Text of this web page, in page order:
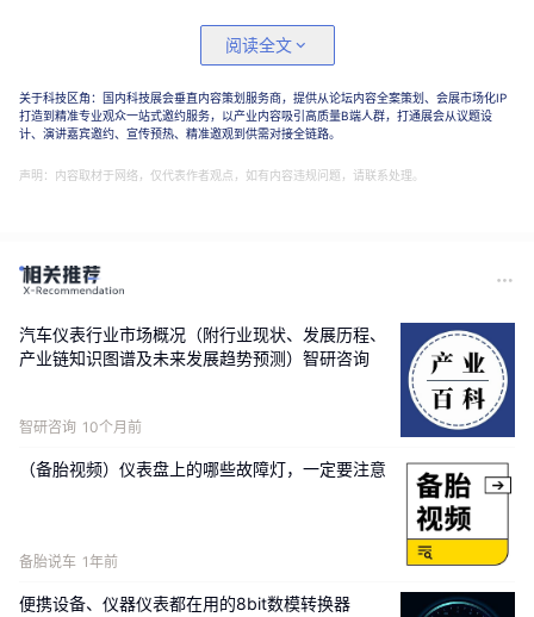
公开信息显示，哈根达斯品牌于1961年在美国创立，
2001年成为通用磨坊的一员。1996年，哈根达斯在上海
据欧睿国际提供的数据，2025年以餐饮交易额计算的中
国冰淇淋有限服务餐厅品牌中，哈根达斯排在第三位，
据哈根达斯官方小程序，截至2026年6月2日，其在中国
2021年9月，哈根达斯高管曾对外透露，全世界有六七
百家哈根达斯门店，中国就占了400家。另据哈根达斯
官网，哈根达斯目前在中国港澳台亦有58家门店，对比
过去不到5年的时间里，哈根达斯关闭了至少约170家门
反观其竞品，据窄门餐饮最新公开数据显示，截至2026
年5月8日，野人先生在内地拥有1284 家门店，DQ拥有
阅读全文
关于科技区角：国内科技展会垂直内容策划服务商，提供从论坛内容全案策划、会展市场化IP
打造到精准专业观众一站式邀约服务，以产业内容吸引高质量B端人群，打通展会从议题设
计、演讲嘉宾邀约、宣传预热、精准邀观到供需对接全链路。
声明：内容取材于网络，仅代表作者观点，如有内容违规问题，请联系处理。
汽车仪表行业市场概况（附行业现状、发展历程、
产业链知识图谱及未来发展趋势预测）智研咨询
智研咨询 10个月前
（备胎视频）仪表盘上的哪些故障灯，一定要注意
备胎说车 1年前
便携设备、仪器仪表都在用的8bit数模转换器